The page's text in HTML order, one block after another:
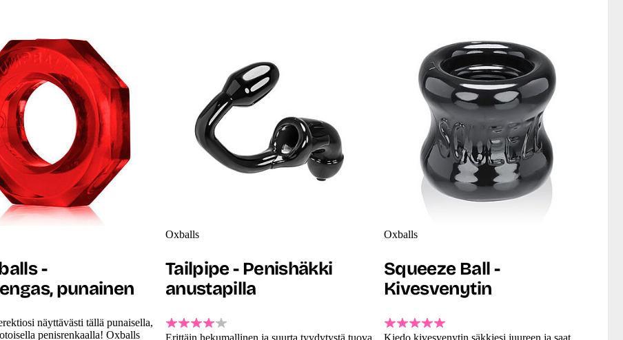
-
punainen
näyttävästi tällä punaisella,
penisrenkaalla! Oxballs
Oxballs
Tailpipe - Penishäkki
anustapilla
Erittäin hekumallinen ja suurta tyydytystä tuova
Oxballs
Squeeze Ball -
Kivesvenytin
Kiedo kivesvenytin säkkiesi juureen ja saat